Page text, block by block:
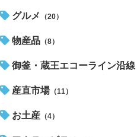
グルメ （20）
物産品 （8）
御釜・蔵王エコーライン沿線
産直市場（11）
お土産 （4）